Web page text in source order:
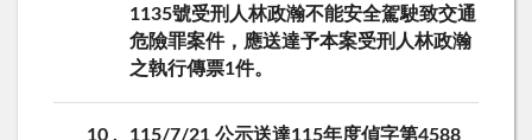
1135號受刑人林政瀚不能安全駕駛致交通
危險罪案件，應送達予本案受刑人林政瀚
之執行傳票1件。
10
115/7/21 公示送達115年度偵字第4588